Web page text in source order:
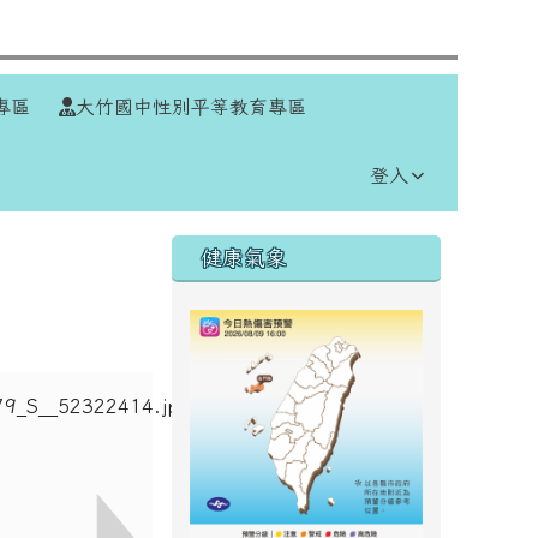
區 大竹國中性別平等教育專區
登入
右邊區域內容
健康氣象